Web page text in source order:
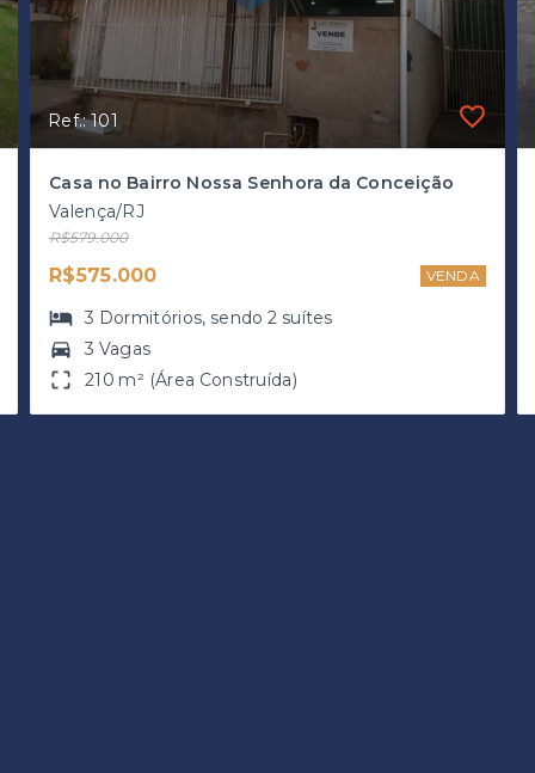
Ref.: 101
Casa no Bairro Nossa Senhora da Conceição
Valença/RJ
R$579.000
R$575.000 VENDA
3 Dormitórios, sendo2 suítes
3 Vagas
210 m² (Área Construída)